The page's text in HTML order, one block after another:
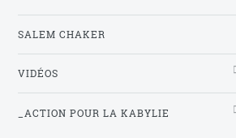
SALEM CHAKER
VIDÉOS
_ACTION POUR LA KABYLIE